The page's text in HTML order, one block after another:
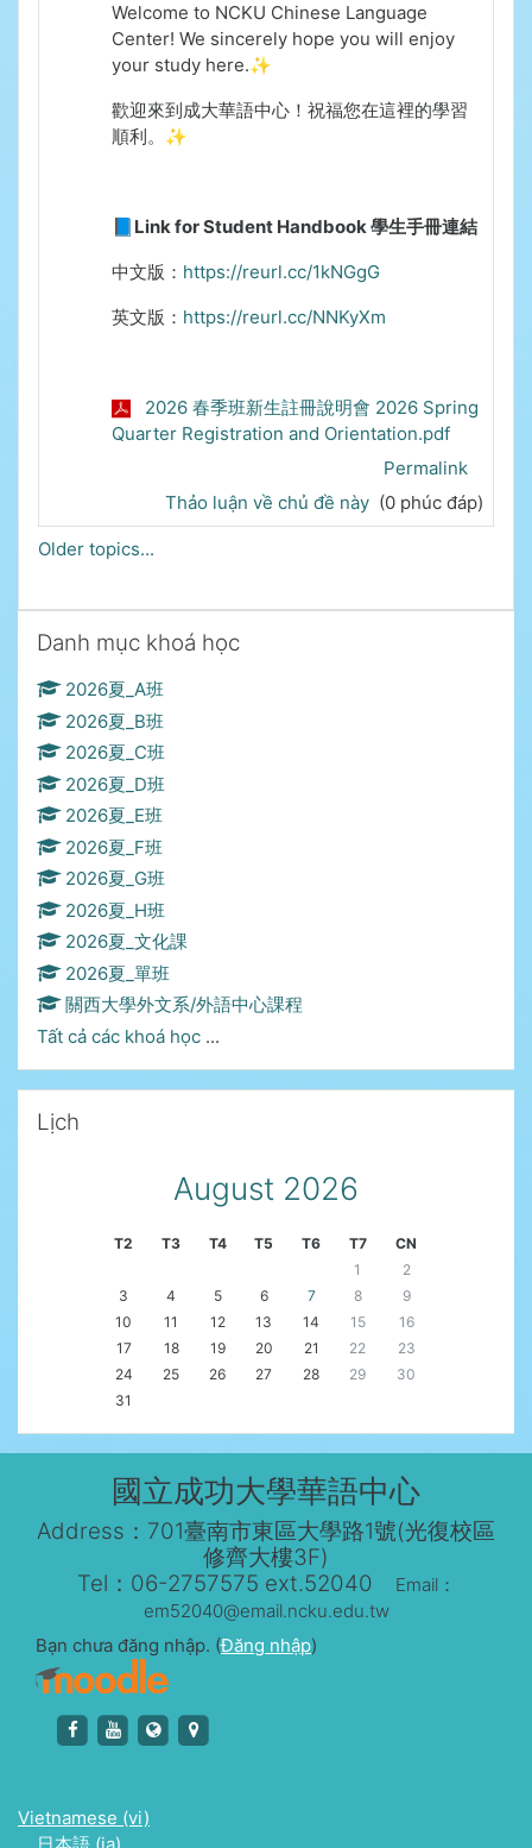
Welcome to NCKU Chinese Language
Center! We sincerely hope you will enjoy
your study here.✨
歡迎來到成大華語中心！祝福您在這裡的學習
順利。✨
📘Link for Student Handbook 學生手冊連結
中文版： https://reurl.cc/1kNGgG
英文版： https://reurl.cc/NNKyXm
2026 春季班新生註冊說明會 2026 Spring
Quarter Registration and Orientation.pdf
Permalink
Thảo luận về chủ đề này (0 phúc đáp)
Older topics...
Danh mục khoá học
2026夏_A班
2026夏_B班
2026夏_C班
2026夏_D班
2026夏_E班
2026夏_F班
2026夏_G班
2026夏_H班
2026夏_文化課
2026夏_單班
關西大學外文系/外語中心課程
Tất cả các khoá học ...
Lịch
August 2026
T2 T3 T4 T5 T6 T7
CN
1
2
3
4 5 6 7 8
9
10
11 12 13 14 15
16
17
18 19 20 21 22
23
24
25 26 27 28 29
30
31
國立成功大學華語中心
Address：701臺南市東區大學路1號(光復校區
修齊大樓3F)
Tel：06-2757575 ext.52040
Email：
em52040@email.ncku.edu.tw
Bạn chưa đăng nhập. (Đăng nhập)
https://www.facebook.com/NCKUCLC
https://www.youtube.com/channel/
http://kclc.ncku.edu.tw/langcenter/
Vietnamese ‎(vi)‎